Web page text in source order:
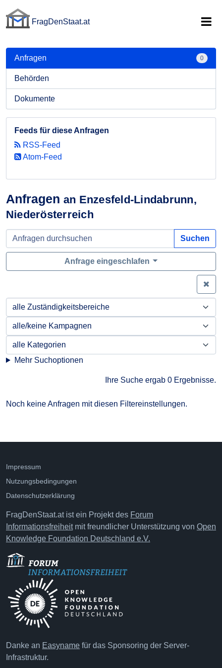
FragDenStaat.at
Anfragen an Enzesfeld-Lindabrunn,
Niederösterreich
Suchen
Anfrage eingeschlafen
Mehr Suchoptionen
Ihre Suche ergab 0 Ergebnisse.
Noch keine Anfragen mit diesen Filtereinstellungen.
Anfragen 0
Behörden
Dokumente
Feeds für diese Anfragen
RSS-Feed
Atom-Feed
Impressum
Nutzungsbedingungen
Datenschutzerklärung
FragDenStaat.at ist ein Projekt des Forum
Informationsfreiheitmit freundlicher Unterstützung von Open
Knowledge Foundation Deutschland e.V.
Danke an Easyname für das Sponsoring der Server-
Infrastruktur.